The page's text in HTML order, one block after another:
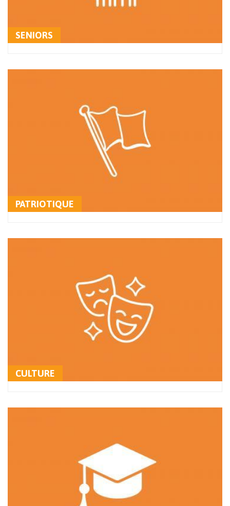
SENIORS
PATRIOTIQUE
CULTURE